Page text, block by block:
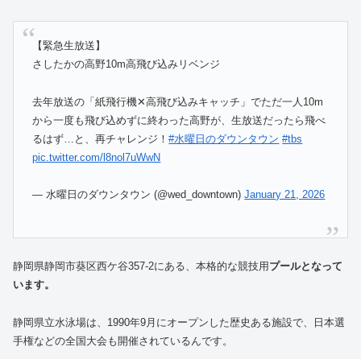
【緊急生放送】
さしたかの高野10m高飛び込みリベンジ
去年放送の「紙飛行機✕高飛び込みキャッチ」でただ一人10m
から一度も飛び込めずに終わった高野が、生放送だったら飛べ
るはず…と、再チャレンジ！#水曜日のダウンタウン #tbs
pic.twitter.com/l8nol7uWwN
— 水曜日のダウンタウン (@wed_downtown)January 21, 2026
静岡県静岡市葵区西ケ谷357-2にある、本格的な競技用 プールとなって
います。
静岡県立水泳場は、1990年9月にオープンした歴史ある施設で、日本選
手権などの全国大会も開催されているんです。